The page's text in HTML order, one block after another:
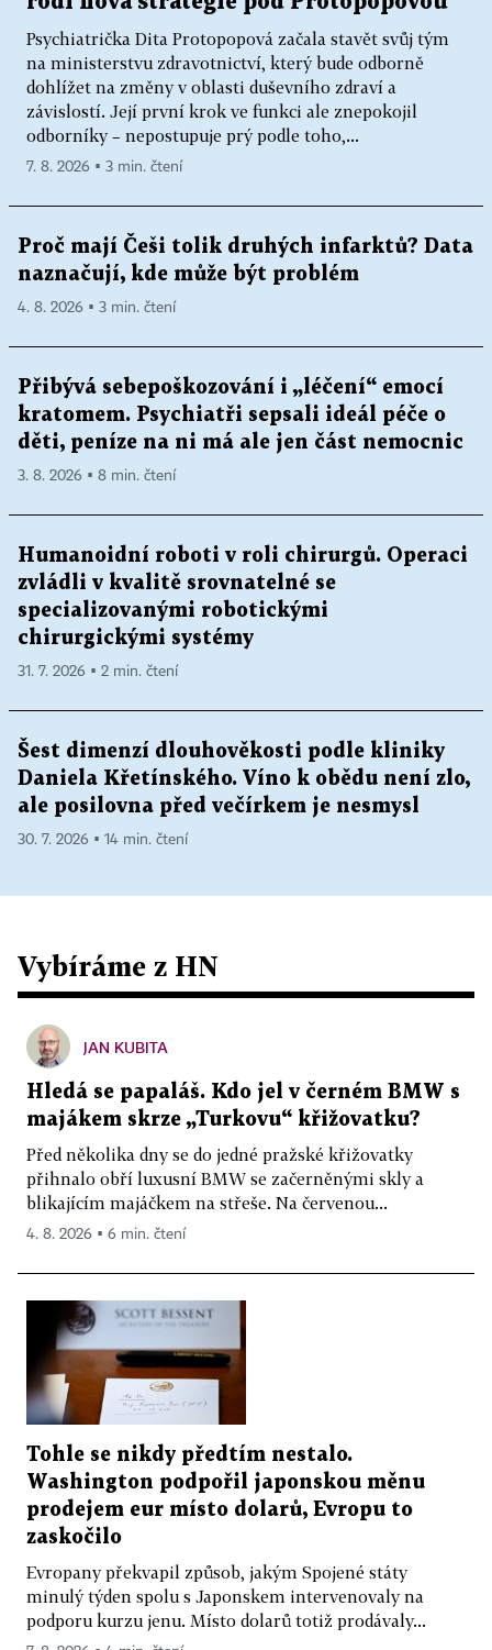
Psychiatrička Dita Protopopová začala stavět svůj tým
na ministerstvu zdravotnictví, který bude odborně
dohlížet na změny v oblasti duševního zdraví a
závislostí. Její první krok ve funkci ale znepokojil
odborníky – nepostupuje prý podle toho,...
7. 8. 2026 ▪ 3 min. čtení
Proč mají Češi tolik druhých infarktů? Data
naznačují, kde může být problém
4. 8. 2026 ▪ 3 min. čtení
Přibývá sebepoškozování i „léčení“ emocí
kratomem. Psychiatři sepsali ideál péče o
děti, peníze na ni má ale jen část nemocnic
3. 8. 2026 ▪ 8 min. čtení
Humanoidní roboti v roli chirurgů. Operaci
zvládli v kvalitě srovnatelné se
specializovanými robotickými
chirurgickými systémy
31. 7. 2026 ▪ 2 min. čtení
Šest dimenzí dlouhověkosti podle kliniky
Daniela Křetínského. Víno k obědu není zlo,
ale posilovna před večírkem je nesmysl
30. 7. 2026 ▪ 14 min. čtení
Vybíráme z HN
JAN KUBITA
Hledá se papaláš. Kdo jel v černém BMW s
majákem skrze „Turkovu“ křižovatku?
Před několika dny se do jedné pražské křižovatky
přihnalo obří luxusní BMW se začerněnými skly a
blikajícím majáčkem na střeše. Na červenou...
4. 8. 2026 ▪ 6 min. čtení
Tohle se nikdy předtím nestalo.
Washington podpořil japonskou měnu
prodejem eur místo dolarů, Evropu to
zaskočilo
Evropany překvapil způsob, jakým Spojené státy
minulý týden spolu s Japonskem intervenovaly na
podporu kurzu jenu. Místo dolarů totiž prodávaly...